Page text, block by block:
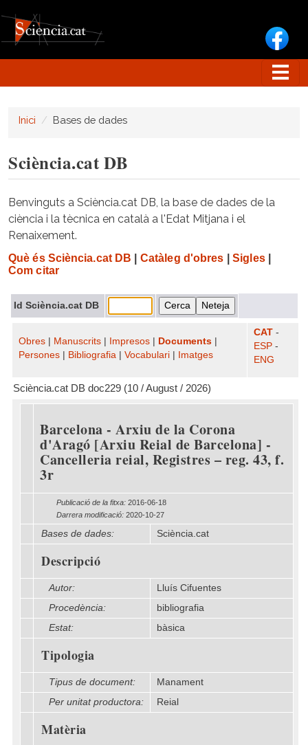
Inici Bases de dades
Sciència.cat DB
Benvinguts a Sciència.cat DB, la base de dades de la
ciència i la tècnica en català a l'Edat Mitjana i el
Renaixement.
Què és Sciència.cat DB Catàleg d'obres Sigles|
Com citar
Id Sciència.cat DB
Obres Manuscrits Impresos Documents
Persones
Bibliografia Vocabulari Imatges
CAT -
ESP -
ENG
Sciència.cat DB doc229 (10 / August / 2026)
Barcelona - Arxiu de la Corona
d'Aragó [Arxiu Reial de Barcelona] -
Cancelleria reial, Registres – reg. 43, f.
3r
Publicació de la fitxa: 2016-06-18
Darrera modificació: 2020-10-27
Bases de dades: Sciència.cat
Descripció
Autor:
Lluís Cifuentes
Procedència:
bibliografia
Estat:
bàsica
Tipologia
Tipus de document:
Manament
Per unitat productora:
Reial
Matèria